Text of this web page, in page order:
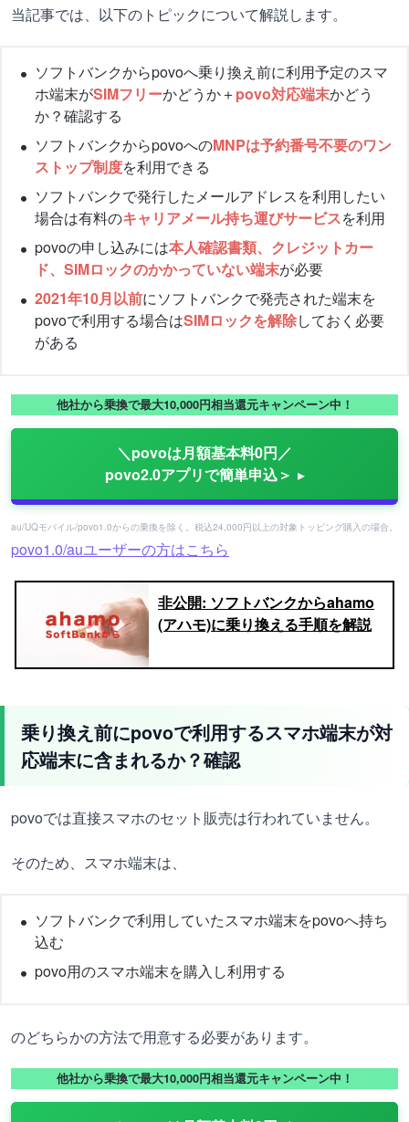
当記事では、以下のトピックについて解説します。
ソフトバンクからpovoへ乗り換え前に利用予定のスマ
ホ端末がSIMフリーかどうか＋povo対応端末かどう
か？確認する
ソフトバンクからpovoへのMNPは予約番号不要のワン
ストップ制度を利用できる
ソフトバンクで発行したメールアドレスを利用したい
場合は有料のキャリアメール持ち運びサービスを利用
povoの申し込みには本人確認書類、クレジットカー
ド、SIMロックのかかっていない端末が必要
2021年10月以前にソフトバンクで発売された端末を
povoで利用する場合はSIMロックを解除しておく必要
がある
他社から乗換で最大10,000円相当還元キャンペーン中！
＼povoは月額基本料0円／
povo2.0アプリで簡単申込＞
au/UQモバイル/povo1.0からの乗換を除く。税込24,000円以上の対象トッピング購入の場合。
povo1.0/auユーザーの方はこちら
非公開: ソフトバンクからahamo
(アハモ)に乗り換える手順を解説
乗り換え前にpovoで利用するスマホ端末が対
応端末に含まれるか？確認
povoでは直接スマホのセット販売は行われていません。
そのため、スマホ端末は、
ソフトバンクで利用していたスマホ端末をpovoへ持ち
込む
povo用のスマホ端末を購入し利用する
のどちらかの方法で用意する必要があります。
他社から乗換で最大10,000円相当還元キャンペーン中！